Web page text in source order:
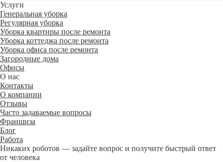
Услуги
Генеральная уборка
Регулярная уборка
Уборка квартиры после ремонта
Уборка коттеджа после ремонта
Уборка офиса после ремонта
Загородные дома
Офисы
О нас
Контакты
О компании
Отзывы
Часто задаваемые вопросы
Франшиза
Блог
Работа
Никаких роботов — задайте вопрос и получите быстрый ответ
от человека